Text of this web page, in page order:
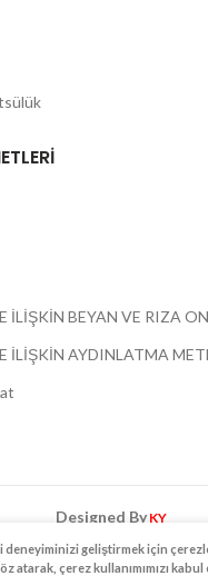
İLİŞKİN BEYAN VE RIZA
İLİŞKİN AYDINLATMA
Designed ByKY
2020 - Her Hakkı Saklıdır.
deneyiminizi geliştirmek için
atarak, çerez kullanımımızı